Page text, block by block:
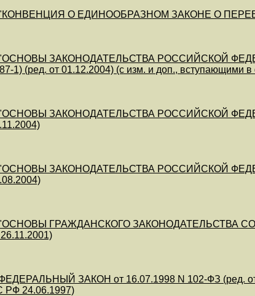
О ЕДИНООБРАЗНОМ ЗАКОНЕ О
ЗАКОНОДАТЕЛЬСТВА РОССИЙСКОЙ
1) (ред. от 01.12.2004) (с изм. и доп., вступающими в
ЗАКОНОДАТЕЛЬСТВА РОССИЙСКОЙ
ЗАКОНОДАТЕЛЬСТВА РОССИЙСКОЙ
ГРАЖДАНСКОГО ЗАКОНОДАТЕЛЬСТВА
ЗАКОН от 16.07.1998 N 102-ФЗ
РФ 24.06.1997)